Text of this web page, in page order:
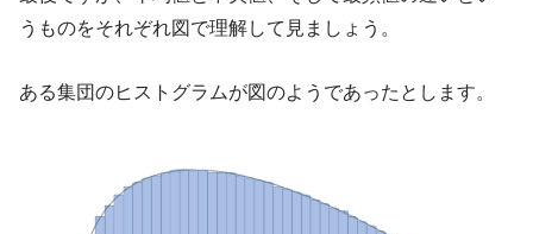
うものをそれぞれ図で理解して見ましょう。
ある集団のヒストグラムが図のようであったとします。